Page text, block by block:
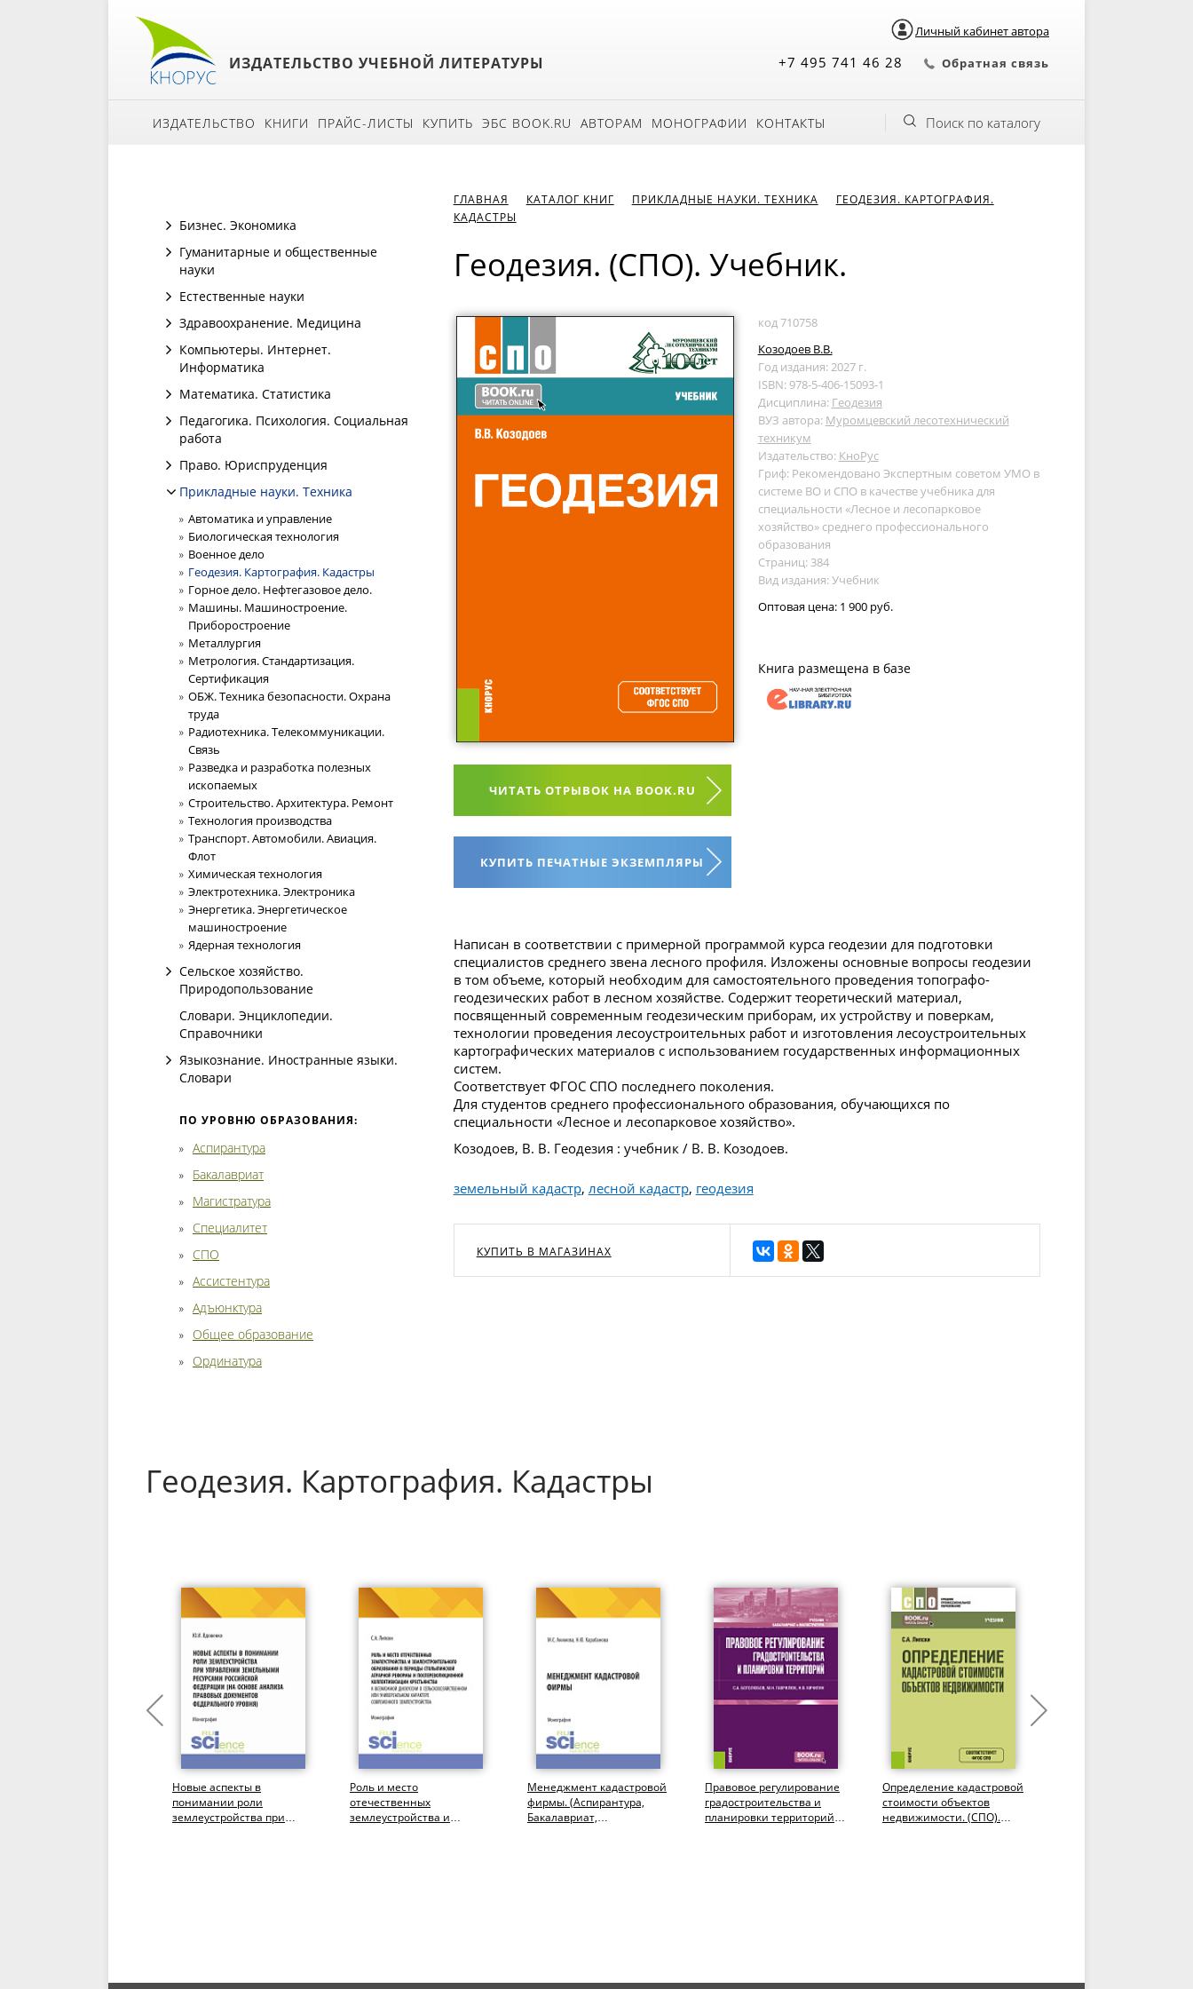
Личный кабинет автора
ИЗДАТЕЛЬСТВО УЧЕБНОЙ ЛИТЕРАТУРЫ +7 495 741 46 28 Обратная связь
ИЗДАТЕЛЬСТВО КНИГИ ПРАЙС-ЛИСТЫ КУПИТЬ ЭБС BOOK.RU АВТОРАМ МОНОГРАФИИ КОНТАКТЫ Поиск по каталогу
Бизнес. Экономика
Гуманитарные и общественные
науки
Естественные науки
Здравоохранение. Медицина
Компьютеры. Интернет.
Информатика
Математика. Статистика
Педагогика. Психология. Социальная
работа
Право. Юриспруденция
Прикладные науки. Техника
Автоматика и управление
Биологическая технология
Военное дело
Геодезия. Картография. Кадастры
Горное дело. Нефтегазовое дело.
Машины. Машиностроение.
Приборостроение
Металлургия
Метрология. Стандартизация.
Сертификация
ОБЖ. Техника безопасности. Охрана
труда
Радиотехника. Телекоммуникации.
Связь
Разведка и разработка полезных
ископаемых
Строительство. Архитектура. Ремонт
Технология производства
Транспорт. Автомобили. Авиация.
Флот
Химическая технология
Электротехника. Электроника
Энергетика. Энергетическое
машиностроение
Ядерная технология
Сельское хозяйство.
Природопользование
Словари. Энциклопедии.
Справочники
Языкознание. Иностранные языки.
Словари
ПО УРОВНЮ ОБРАЗОВАНИЯ:
Аспирантура
Бакалавриат
Магистратура
Специалитет
СПО
Ассистентура
Адъюнктура
Общее образование
Ординатура
ГЛАВНАЯ КАТАЛОГ КНИГ ПРИКЛАДНЫЕ НАУКИ. ТЕХНИКА
ГЕОДЕЗИЯ. КАРТОГРАФИЯ.
КАДАСТРЫ
Геодезия. (СПО). Учебник.
ЧИТАТЬ ОТРЫВОК НА BOOK.RU
КУПИТЬ ПЕЧАТНЫЕ ЭКЗЕМПЛЯРЫ
код 710758
Козодоев В.В.
Год издания: 2027 г.
ISBN: 978-5-406-15093-1
Дисциплина: Геодезия
ВУЗ автора: Муромцевский лесотехнический
техникум
Издательство: КноРус
Гриф: Рекомендовано Экспертным советом УМО в
системе ВО и СПО в качестве учебника для
специальности «Лесное и лесопарковое
хозяйство» среднего профессионального
образования
Страниц: 384
Вид издания: Учебник
Оптовая цена: 1 900 руб.
Книга размещена в базе
Написан в соответствии с примерной программой курса геодезии для подготовки
специалистов среднего звена лесного профиля. Изложены основные вопросы геодезии
в том объеме, который необходим для самостоятельного проведения топографо-
геодезических работ в лесном хозяйстве. Содержит теоретический материал,
посвященный современным геодезическим приборам, их устройству и поверкам,
технологии проведения лесоустроительных работ и изготовления лесоустроительных
картографических материалов с использованием государственных информационных
систем.
Соответствует ФГОС СПО последнего поколения.
Для студентов среднего профессионального образования, обучающихся по
специальности «Лесное и лесопарковое хозяйство».
Козодоев, В. В. Геодезия : учебник / В. В. Козодоев.
земельный кадастр, лесной кадастр, геодезия
КУПИТЬ В МАГАЗИНАХ
Геодезия. Картография. Кадастры
Новые аспекты в
понимании роли
землеустройства при
Роль и место
отечественных
землеустройства и
Менеджмент кадастровой
фирмы. (Аспирантура,
Бакалавриат,
Правовое регулирование
градостроительства и
планировки территорий.
Определение кадастровой
стоимости объектов
недвижимости. (СПО).